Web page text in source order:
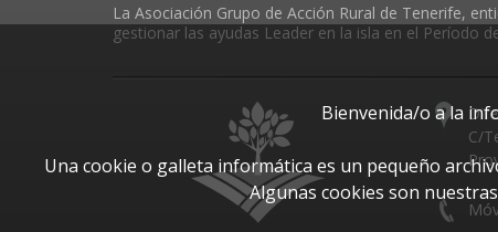
La Asociación Grupo de Acción Rural de Tenerife,
gestionar las ayudas Leader en la isla en el Período
C/
Bienvenida/o a la
Una cookie o galleta informática es un pequeño
Algunas cookies son